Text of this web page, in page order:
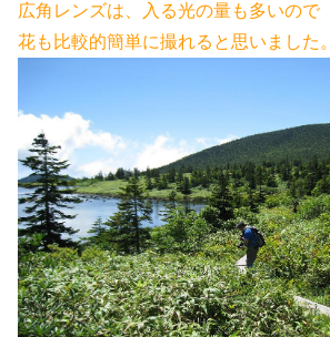
広角レンズは、入る光の量も多いので
花も比較的簡単に撮れると思いました。